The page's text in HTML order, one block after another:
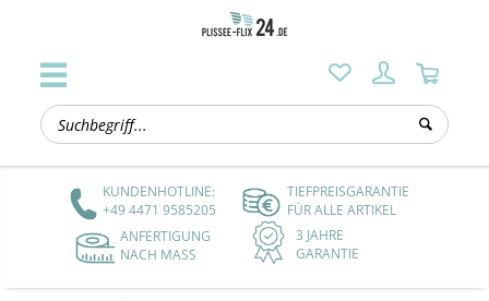
KUNDENHOTLINE:
+49 4471 9585205
TIEFPREISGARANTIE
FÜR ALLE ARTIKEL
ANFERTIGUNG
NACH MASS
3 JAHRE
GARANTIE